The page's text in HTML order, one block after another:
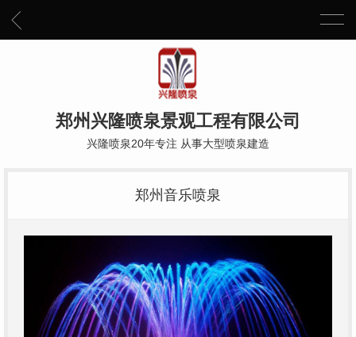
郑州兴隆喷泉景观工程有限公司
兴隆喷泉20年专注 从事大型喷泉建造
郑州音乐喷泉